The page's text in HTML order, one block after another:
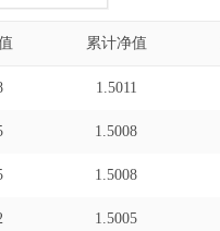
累计净值
1.5011
1.5008
1.5008
1.5005